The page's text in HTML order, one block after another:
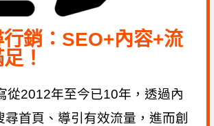
行銷：SEO+內容+流
！
從2012年至今已10年， 透過內
尋首頁、導引有效流量，進而創